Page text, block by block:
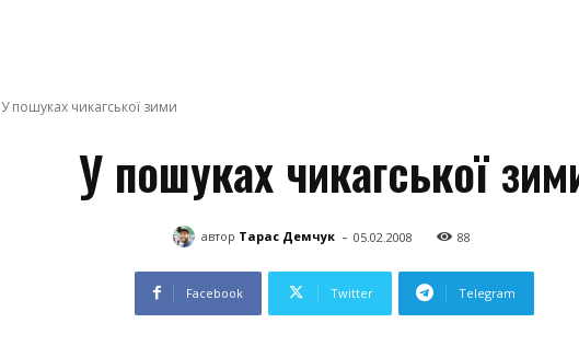
У пошуках чикагської зими
У пошуках чикагської
автор Тарас Демчук - 05.02.2008 88
Facebook Twitter Telegram